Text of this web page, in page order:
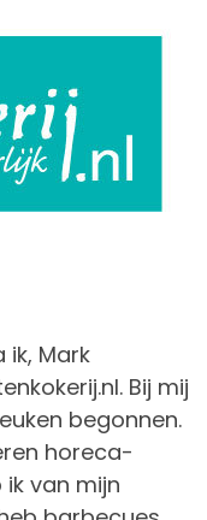
ik, Mark
Bij mij
begonnen.
horeca-
van mijn